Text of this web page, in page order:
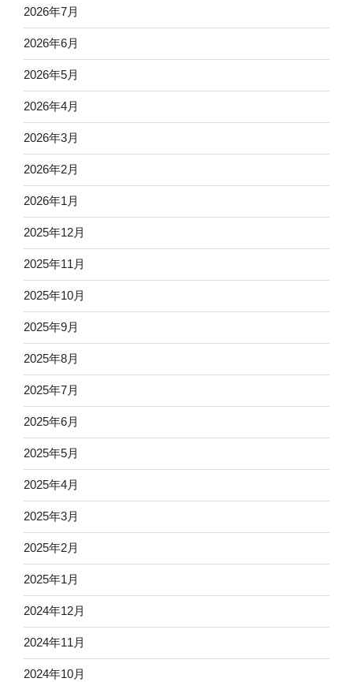
2026年7月
2026年6月
2026年5月
2026年4月
2026年3月
2026年2月
2026年1月
2025年12月
2025年11月
2025年10月
2025年9月
2025年8月
2025年7月
2025年6月
2025年5月
2025年4月
2025年3月
2025年2月
2025年1月
2024年12月
2024年11月
2024年10月